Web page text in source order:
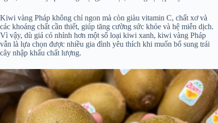
Kiwi vàng Pháp không chỉ ngon mà còn giàu vitamin C, chất xơ và
các khoáng chất cần thiết, giúp tăng cường sức khỏe và hệ miễn dịch.
Vì vậy, dù giá có nhỉnh hơn một số loại kiwi xanh, kiwi vàng Pháp
vẫn là lựa chọn được nhiều gia đình yêu thích khi muốn bổ sung trái
cây nhập khẩu chất lượng.